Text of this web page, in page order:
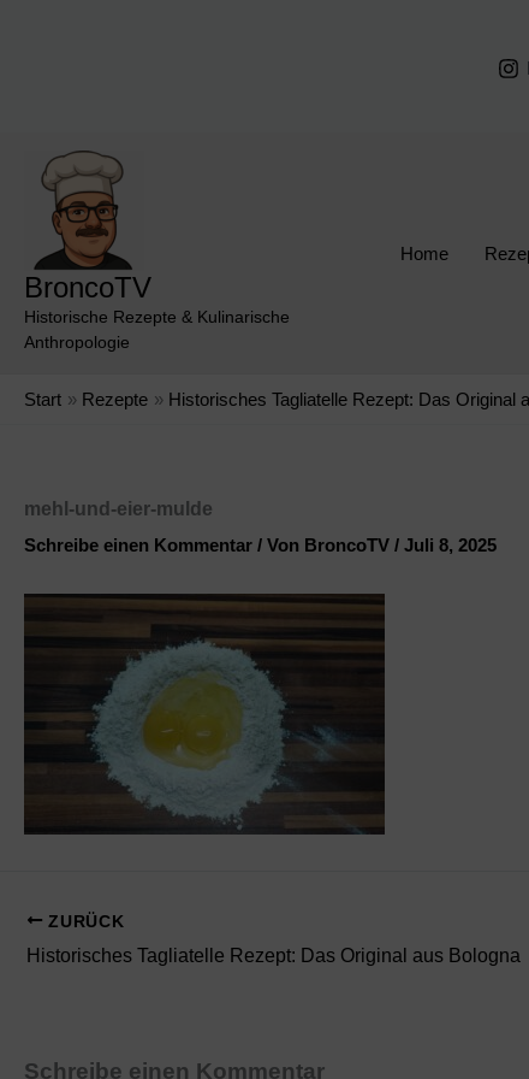
BroncoTV
Historische Rezepte & Kulinarische
Anthropologie
Home
Start Rezepte Historisches Tagliatelle Rezept: Das Original
mehl-und-eier-mulde
Schreibe einen Kommentar / Von BroncoTV / Juli 8, 2025
ZURÜCK
Historisches Tagliatelle Rezept: Das Original aus Bologna
Schreibe einen Kommentar